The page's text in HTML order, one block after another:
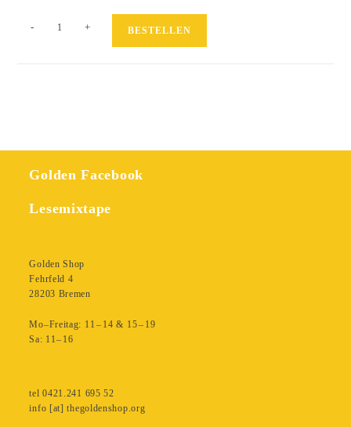
- + BESTELLEN
Golden Facebook
Lesemixtape
Golden Shop
Fehrfeld 4
28203 Bremen
Mo–Freitag: 11 – 14 & 15 – 19
Sa: 11– 16
tel 0421.241 695 52
info [at] thegoldenshop.org